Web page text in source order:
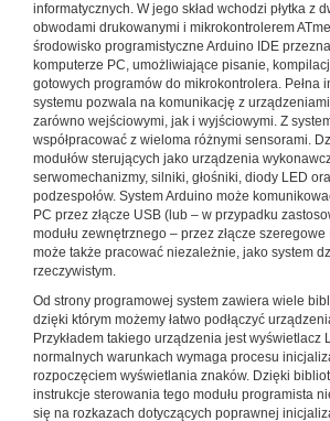
informatycznych. W jego skład wchodzi płytka z
obwodami drukowanymi i mikrokontrolerem
środowisko programistyczne Arduino IDE
komputerze PC, umożliwiające pisanie,
gotowych programów do mikrokontrolera. Pełna
systemu pozwala na komunikację z
zarówno wejściowymi, jak i wyjściowymi. Z
współpracować z wieloma różnymi sensorami.
modułów sterujących jako urządzenia
serwomechanizmy, silniki, głośniki, diody LED
podzespołów. System Arduino może
PC przez złącze USB (lub – w przypadku
modułu zewnętrznego – przez złącze
może także pracować niezależnie, jako system
rzeczywistym.
Od strony programowej system zawiera wiele
dzięki którym możemy łatwo podłączyć
Przykładem takiego urządzenia jest wyświetlacz
normalnych warunkach wymaga procesu
rozpoczęciem wyświetlania znaków. Dzięki
instrukcje sterowania tego modułu programista
się na rozkazach dotyczących poprawnej